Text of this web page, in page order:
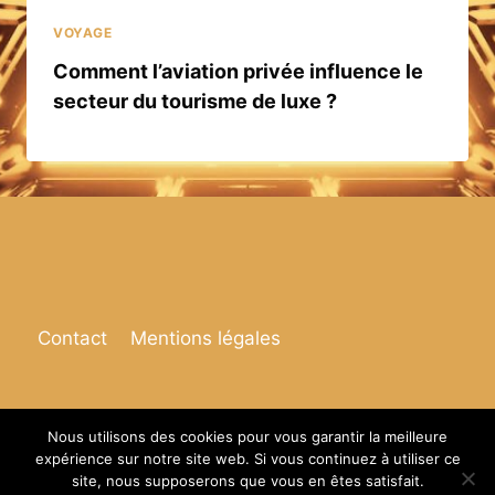
VOYAGE
Comment l’aviation privée influence le
secteur du tourisme de luxe ?
Contact Mentions légales
© 2026 Espace de vie
Nous utilisons des cookies pour vous garantir la meilleure
expérience sur notre site web. Si vous continuez à utiliser ce
site, nous supposerons que vous en êtes satisfait.